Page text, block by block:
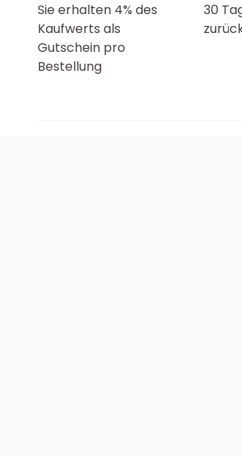
Sie erhalten 4% des
Kaufwerts als
Gutschein pro
Bestellung
30